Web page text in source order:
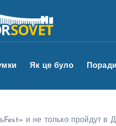
Як це було Поради
и не только пройдут в